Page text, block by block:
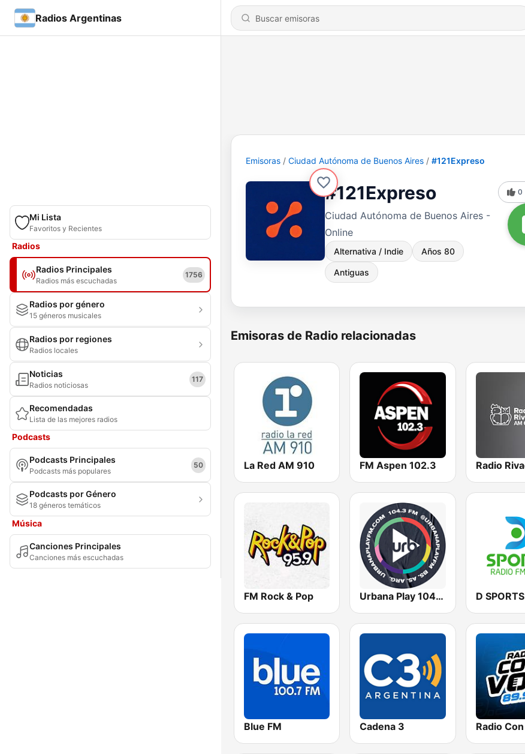
Radios Argentinas
Mi Lista
Favoritos y Recientes
Radios
Radios Principales
Radios más escuchadas
1756
Radios por género
15 géneros musicales
Radios por regiones
Radios locales
Noticias
Radios noticiosas
117
Recomendadas
Lista de las mejores radios
Podcasts
Podcasts Principales
Podcasts más populares
50
Podcasts por Género
18 géneros temáticos
Música
Canciones Principales
Canciones más escuchadas
Emisoras Ciudad Autónoma de Buenos Aires #121Expreso
#121Expreso
Ciudad Autónoma de Buenos Aires -
Online
Alternativa / Indie Años 80
Antiguas
0
Emisoras de Radio relacionadas
La Red AM 910 FM Aspen 102.3
FM Rock & Pop Urbana Play 104.3 FM D SPORTS
Blue FM Cadena 3